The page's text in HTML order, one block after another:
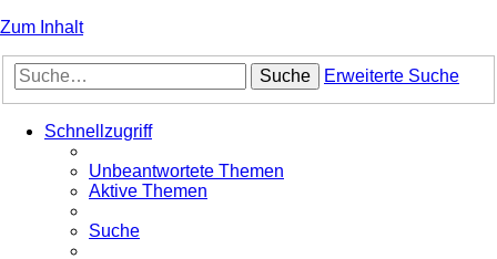
Zum Inhalt
Suche Erweiterte Suche
Schnellzugriff
Unbeantwortete Themen
Aktive Themen
Suche